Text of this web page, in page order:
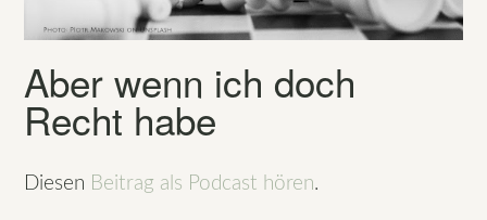
Aber wenn ich doch
Recht habe
Diesen Beitrag als Podcast hören.